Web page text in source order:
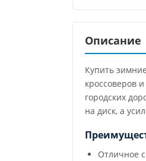
Описание
Купить
кроссоверов
городских
на диск, а
Отличное